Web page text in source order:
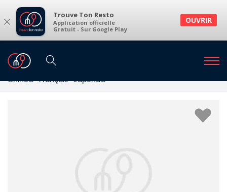
× Trouve Ton Resto
Application officielle
Gratuit - Sur Google Play
OUVRIR
Restaurants
Restaurants à Liège et environs
Chinois · Français · Japonais